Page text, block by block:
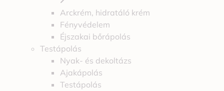
Arckrém, hidratáló krém
Fényvédelem
Éjszakai bőrápolás
Testápolás
Nyak- és dekoltázs
Ajakápolás
Testápolás